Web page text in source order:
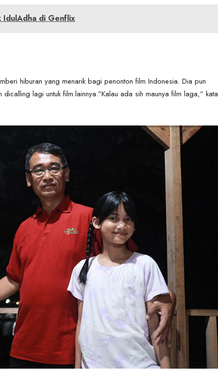
IdulAdha di Genflix
hiburan yang menarik bagi penonton film Indonesia. Dia pun
lagi untuk film.lainnya.”Kalau ada sih maunya film laga,” kata